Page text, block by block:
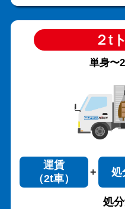
２t
単身〜
運賃
（2t車）
処
処